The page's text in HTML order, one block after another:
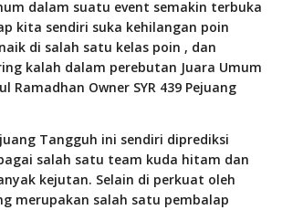
dalam suatu event semakin terbuka
kita sendiri suka kehilangan poin
di salah satu kelas poin , dan
kalah dalam perebutan Juara Umum
Ramadhan Owner SYR 439 Pejuang
Tangguh ini sendiri diprediksi
salah satu team kuda hitam dan
kejutan. Selain di perkuat oleh
merupakan salah satu pembalap